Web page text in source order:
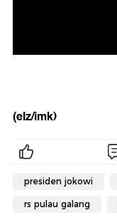
(elz/imk)
presiden jokowi
rs pulau galang